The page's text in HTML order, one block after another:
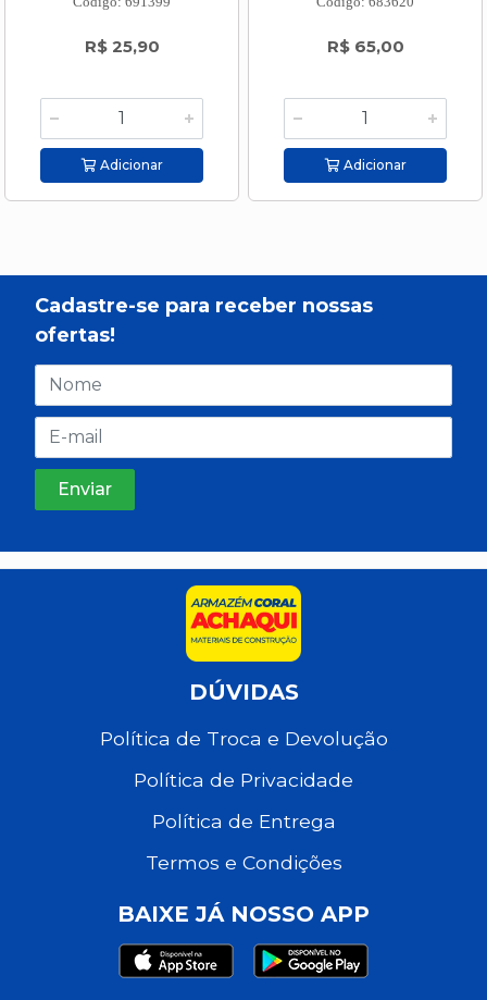
R$ 25,90
Adicionar
R$ 65,00
Adicionar
Cadastre-se para receber nossas
ofertas!
DÚVIDAS
Política de Troca e Devolução
Política de Privacidade
Política de Entrega
Termos e Condições
BAIXE JÁ NOSSO APP